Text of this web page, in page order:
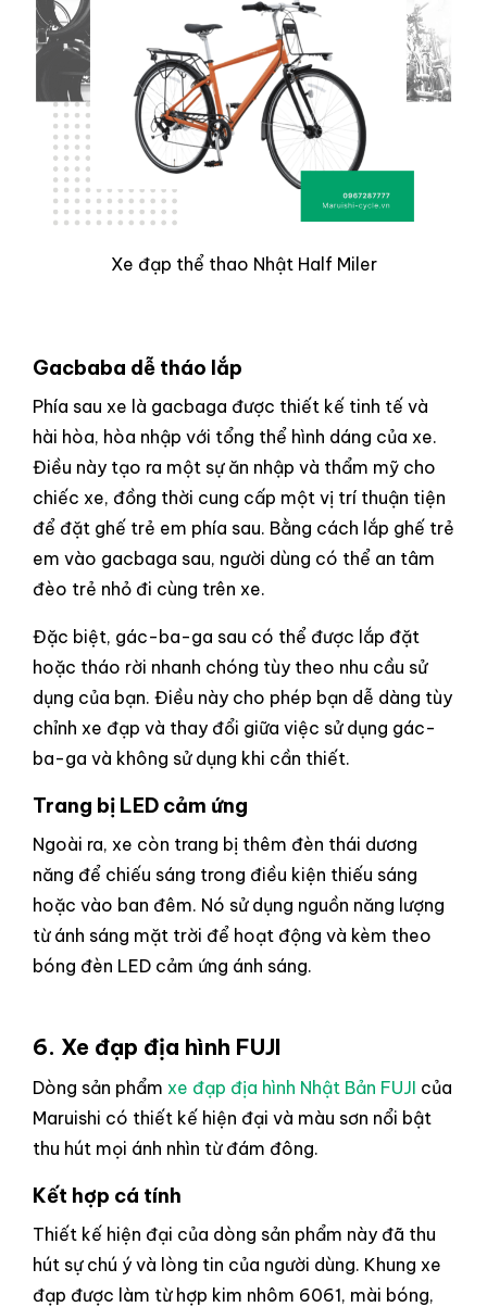
Xe đạp thể thao Nhật Half Miler
Gacbaba dễ tháo lắp
Phía sau xe là gacbaga được thiết kế tinh tế và
hài hòa, hòa nhập với tổng thể hình dáng của xe.
Điều này tạo ra một sự ăn nhập và thẩm mỹ cho
chiếc xe, đồng thời cung cấp một vị trí thuận tiện
để đặt ghế trẻ em phía sau. Bằng cách lắp ghế trẻ
em vào gacbaga sau, người dùng có thể an tâm
đèo trẻ nhỏ đi cùng trên xe.
Đặc biệt, gác-ba-ga sau có thể được lắp đặt
hoặc tháo rời nhanh chóng tùy theo nhu cầu sử
dụng của bạn. Điều này cho phép bạn dễ dàng tùy
chỉnh xe đạp và thay đổi giữa việc sử dụng gác-
ba-ga và không sử dụng khi cần thiết.
Trang bị LED cảm ứng
Ngoài ra, xe còn trang bị thêm đèn thái dương
năng để chiếu sáng trong điều kiện thiếu sáng
hoặc vào ban đêm. Nó sử dụng nguồn năng lượng
từ ánh sáng mặt trời để hoạt động và kèm theo
bóng đèn LED cảm ứng ánh sáng.
6. Xe đạp địa hình FUJI
Dòng sản phẩm xe đạp địa hình Nhật Bản FUJI của
Maruishi có thiết kế hiện đại và màu sơn nổi bật
thu hút mọi ánh nhìn từ đám đông.
Kết hợp cá tính
Thiết kế hiện đại của dòng sản phẩm này đã thu
hút sự chú ý và lòng tin của người dùng. Khung xe
đạp được làm từ hợp kim nhôm 6061, mài bóng,